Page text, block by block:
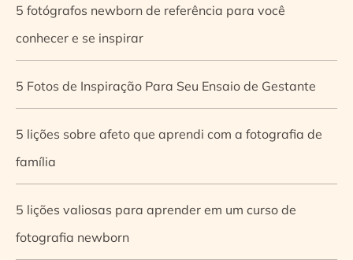
5 fotógrafos newborn de referência para você
conhecer e se inspirar
5 Fotos de Inspiração Para Seu Ensaio de Gestante
5 lições sobre afeto que aprendi com a fotografia de
família
5 lições valiosas para aprender em um curso de
fotografia newborn